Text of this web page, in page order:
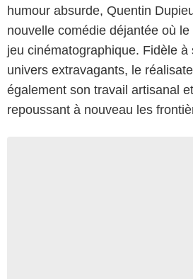
humour absurde, Quentin
nouvelle comédie déjantée où
jeu cinématographique. Fidèle à
univers extravagants, le
également son travail artisanal
repoussant à nouveau les